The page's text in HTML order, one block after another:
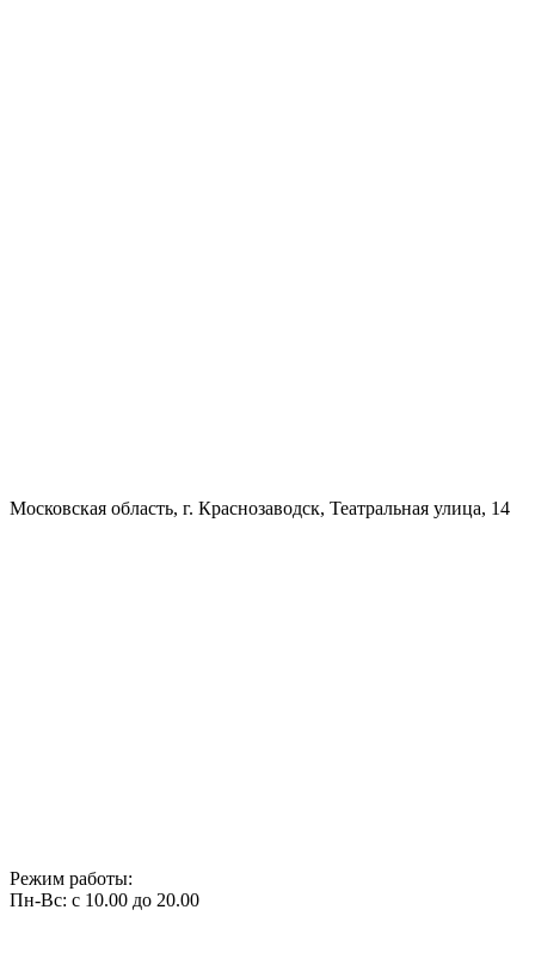
Московская область, г. Краснозаводск, Театральная улица, 14
Режим работы:
Пн-Вс: с 10.00 до 20.00